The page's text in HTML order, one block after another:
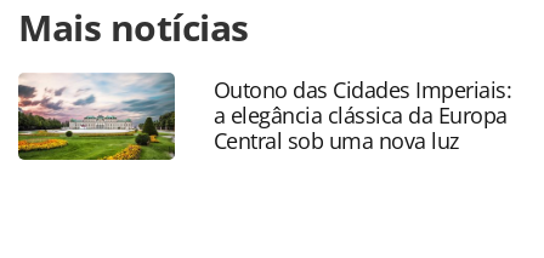
https://www.panrotas.com.br/mercado/receptivos/2021/
de-viagens-repercutem-megafam-satguru-em-
dubai_184997.html ou as ferramentas oferecidas na
página. Todo o conteúdo produzido pela PANROTAS
Editora é protegido pela legislação brasileira sobre direito
autoral. Não reproduza o conteúdo sem autorização da
Mais notícias
Outono das Cidades Imperiais:
a elegância clássica da Europa
Central sob uma nova luz